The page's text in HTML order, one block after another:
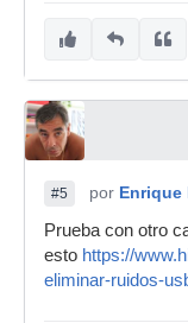
#5 por Enrique
Prueba con otro
esto https://
eliminar-ruidos-